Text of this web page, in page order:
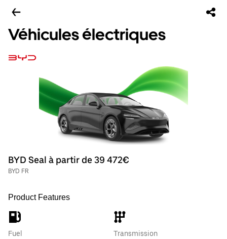
Véhicules électriques
BYD Seal à partir de 39 472€
BYD FR
Product Features
Fuel
Transmission